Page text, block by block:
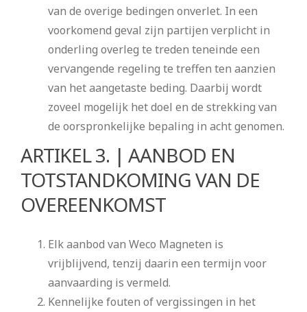
van de overige bedingen onverlet. In een
voorkomend geval zijn partijen verplicht in
onderling overleg te treden teneinde een
vervangende regeling te treffen ten aanzien
van het aangetaste beding. Daarbij wordt
zoveel mogelijk het doel en de strekking van
de oorspronkelijke bepaling in acht genomen.
ARTIKEL 3. | AANBOD EN
TOTSTANDKOMING VAN DE
OVEREENKOMST
Elk aanbod van Weco Magneten is
vrijblijvend, tenzij daarin een termijn voor
aanvaarding is vermeld.
Kennelijke fouten of vergissingen in het